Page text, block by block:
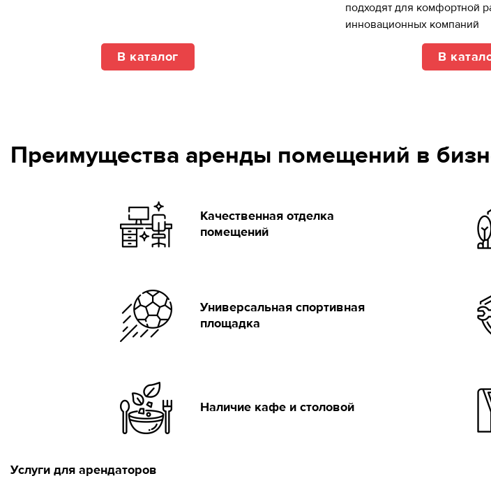
В каталог
подходят для комфортной
инновационных компаний
В
Преимущества аренды помещений в
Качественная отделка
помещений
Универсальная спортивная
площадка
Наличие кафе и столовой
Услуги для арендаторов